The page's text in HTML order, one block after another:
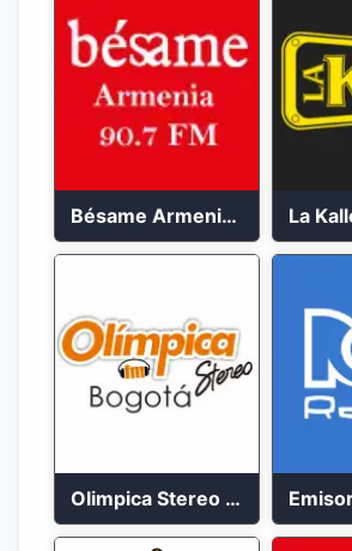
Bésame Armenia en vivo 2023
Olimpica Stereo Bogotá 105.9 FM Vibrante